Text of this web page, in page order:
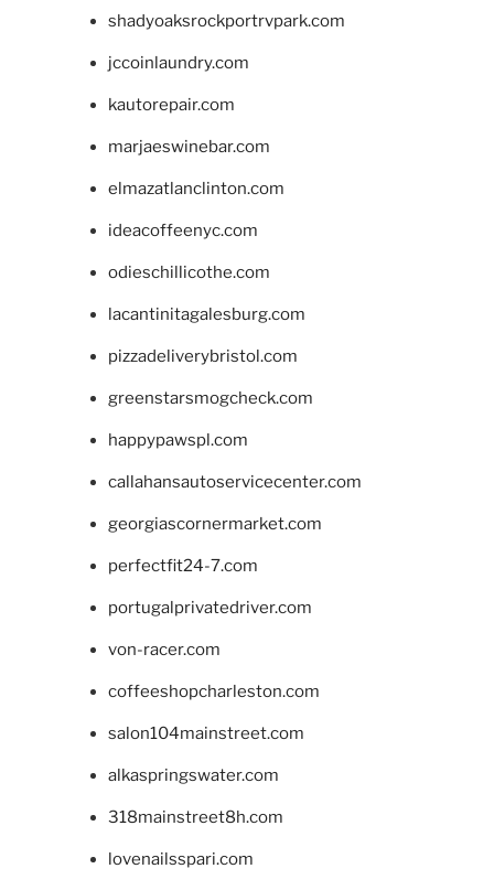
shadyoaksrockportrvpark.com
jccoinlaundry.com
kautorepair.com
marjaeswinebar.com
elmazatlanclinton.com
ideacoffeenyc.com
odieschillicothe.com
lacantinitagalesburg.com
pizzadeliverybristol.com
greenstarsmogcheck.com
happypawspl.com
callahansautoservicecenter.com
georgiascornermarket.com
perfectfit24-7.com
portugalprivatedriver.com
von-racer.com
coffeeshopcharleston.com
salon104mainstreet.com
alkaspringswater.com
318mainstreet8h.com
lovenailsspari.com